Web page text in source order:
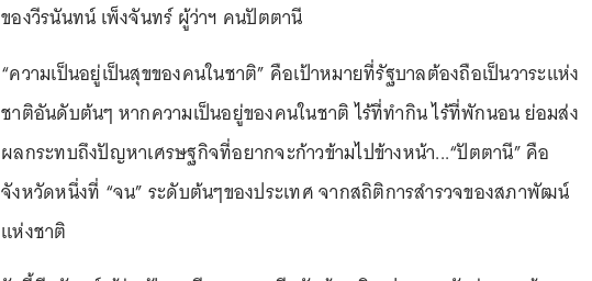
ของวีรนันทน์ เพ็งจันทร์ ผู้ว่าฯ คนปัตตานี
“ความเป็นอยู่เป็นสุขของคนในชาติ” คือเป้าหมายที่รัฐบาลต้องถือเป็นวาระแห่ง
ชาติอันดับต้นๆ หากความเป็นอยู่ของคนในชาติ ไร้ที่ทำกิน ไร้ที่พักนอน ย่อมส่ง
ผลกระทบถึงปัญหาเศรษฐกิจที่อยากจะก้าวข้ามไปข้างหน้า...“ปัตตานี” คือ
จังหวัดหนึ่งที่ “จน” ระดับต้นๆของประเทศ จากสถิติการสำรวจของสภาพัฒน์
แห่งชาติ